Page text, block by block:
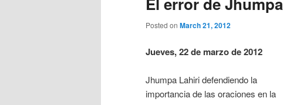
Posted on March 21, 2012
Jueves, 22 de marzo de 2012
Jhumpa Lahiri defendiendo la
importancia de las oraciones en la